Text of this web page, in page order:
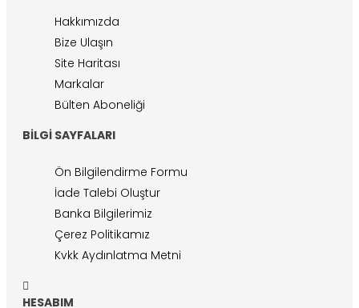
Hakkımızda
Bize Ulaşın
Site Haritası
Markalar
Bülten Aboneliği
BILGI SAYFALARI
Ön Bilgilendirme Formu
İade Talebi Oluştur
Banka Bilgilerimiz
Çerez Politikamız
Kvkk Aydınlatma Metni
HESABIM